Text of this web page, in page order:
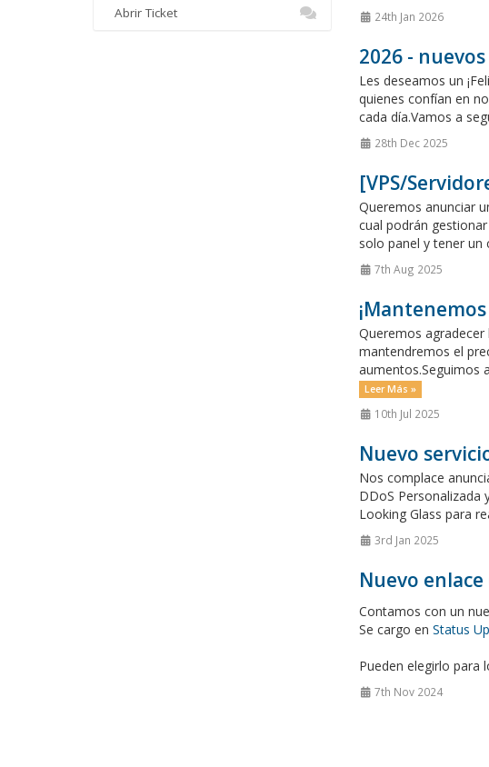
24th Jan 2026
2026 -
Les deseamos un
quienes confían en
cada día.Vamos a
28th Dec 2025
[VPS/
Queremos anunciar
cual podrán
solo panel y tener
7th Aug 2025
Queremos
mantendremos el
aumentos.Seguimos
Leer Más »
10th Jul 2025
Nuevo
Nos complace
DDoS Personalizada
Looking Glass para
3rd Jan 2025
Nuevo
Contamos con un
Se cargo en Status
Pueden elegirlo para
7th Nov 2024
Abrir Ticket